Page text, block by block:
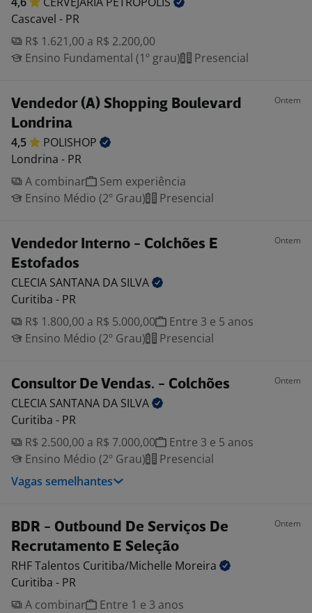
Cascavel - PR
R$ 1.621,00 a R$ 2.200,00
Ensino Fundamental (1º grau)
Presencial
Vendedor (A) Shopping Boulevard
Londrina
Ontem
4,5
POLISHOP
Londrina - PR
A combinar
Sem experiência
Ensino Médio (2º Grau)
Presencial
Vendedor Interno - Colchões E
Estofados
Ontem
CLECIA SANTANA DA SILVA
Curitiba - PR
R$ 1.800,00 a R$ 5.000,00
Entre 3 e 5 anos
Ensino Médio (2º Grau)
Presencial
Consultor De Vendas. - Colchões Ontem
CLECIA SANTANA DA SILVA
Curitiba - PR
R$ 2.500,00 a R$ 7.000,00
Entre 3 e 5 anos
Ensino Médio (2º Grau)
Presencial
Vagas semelhantes
BDR - Outbound De Serviços De
Recrutamento E Seleção
Ontem
RHF Talentos Curitiba/Michelle Moreira
Curitiba - PR
A combinar
Entre 1 e 3 anos